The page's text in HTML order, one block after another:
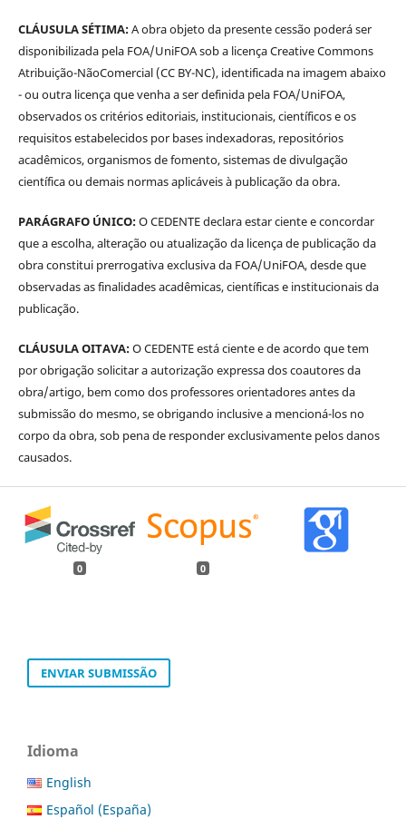
CLÁUSULA SÉTIMA:A obra objeto da presente cessão poderá ser
disponibilizada pela FOA/UniFOA sob a licença Creative Commons
Atribuição-NãoComercial (CC BY-NC), identificada na imagem abaixo
- ou outra licença que venha a ser definida pela FOA/UniFOA,
observados os critérios editoriais, institucionais, científicos e os
requisitos estabelecidos por bases indexadoras, repositórios
acadêmicos, organismos de fomento, sistemas de divulgação
científica ou demais normas aplicáveis à publicação da obra.
PARÁGRAFO ÚNICO:O CEDENTE declara estar ciente e concordar
que a escolha, alteração ou atualização da licença de publicação da
obra constitui prerrogativa exclusiva da FOA/UniFOA, desde que
observadas as finalidades acadêmicas, científicas e institucionais da
publicação.
CLÁUSULA OITAVA:O CEDENTE está ciente e de acordo que tem
por obrigação solicitar a autorização expressa dos coautores da
obra/artigo, bem como dos professores orientadores antes da
submissão do mesmo, se obrigando inclusive a mencioná-los no
corpo da obra, sob pena de responder exclusivamente pelos danos
causados.
0 0
ENVIAR SUBMISSÃO
Idioma
English
Español (España)